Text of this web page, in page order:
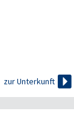
zur Unterkunft 